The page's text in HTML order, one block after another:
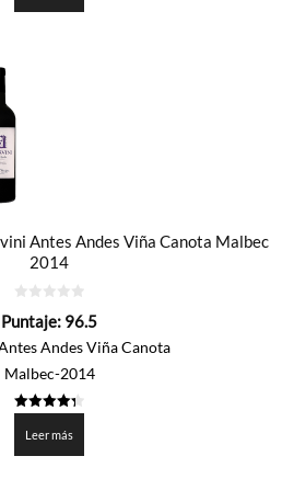
Antes Andes Viña Canota Malbec
2014
de
Puntaje: 96.5
Andes Viña Canota
Malbec-2014
de 5
Leer más